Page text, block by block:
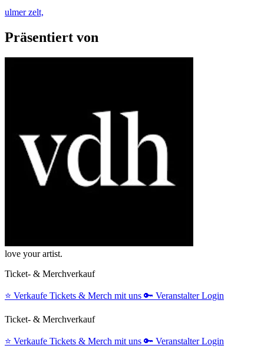
ulmer zelt,
Präsentiert von
love your artist.
Ticket- & Merchverkauf
⭐️ Verkaufe Tickets & Merch mit uns 🔑 Veranstalter Login
Ticket- & Merchverkauf
⭐️ Verkaufe Tickets & Merch mit uns 🔑 Veranstalter Login